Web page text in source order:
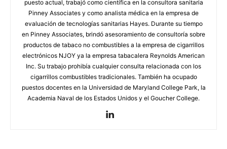
puesto actual, trabajó como científica en la consultora sanitaria
Pinney Associates y como analista médica en la empresa de
evaluación de tecnologías sanitarias Hayes. Durante su tiempo
en Pinney Associates, brindó asesoramiento de consultoría sobre
productos de tabaco no combustibles a la empresa de cigarrillos
electrónicos NJOY ya la empresa tabacalera Reynolds American
Inc. Su trabajo prohibía cualquier consulta relacionada con los
cigarrillos combustibles tradicionales. También ha ocupado
puestos docentes en la Universidad de Maryland College Park, la
Academia Naval de los Estados Unidos y el Goucher College.